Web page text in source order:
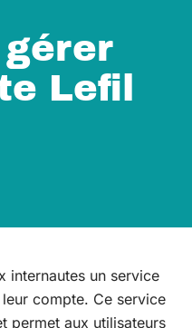
gérer
Lefil
internautes un service
compte. Ce service
permet aux utilisateurs